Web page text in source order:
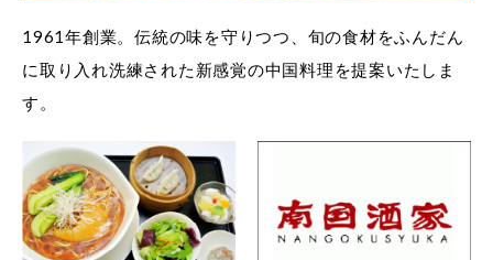
1961年創業。伝統の味を守りつつ、旬の食材をふんだん
に取り入れ洗練された新感覚の中国料理を提案いたしま
す。